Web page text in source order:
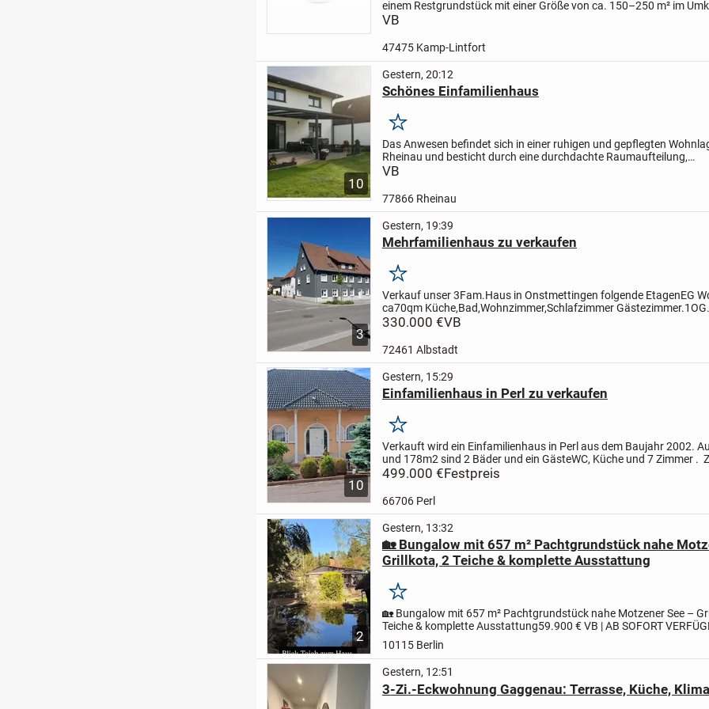
einem Restgrundstück mit einer Größe von ca. 150–250 m² im
km um 47475 Kamp-Lintfort.
VB
47475 Kamp-Lintfort
10
Gestern, 20:12
Schönes Einfamilienhaus
Merken
Das Anwesen befindet sich in einer ruhigen und gepflegten
Rheinau und besticht durch eine durchdachte Raumaufteilung,
lichtdurchflutete Zimmer und hochwertige Materialien.
VB
77866 Rheinau
3
Gestern, 19:39
Mehrfamilienhaus zu verkaufen
Merken
Verkauf unser 3Fam.Haus in Onstmettingen folgende EtagenEG
ca70qm Küche,Bad,Wohnzimmer,Schlafzimmer Gästezimmer.1OG
Küche,Bad,Schlafzimmer, Esszimmer, Kinderzimmer, Wohnzimmer
330.000 €VB
72461 Albstadt
10
Gestern, 15:29
Einfamilienhaus in Perl zu verkaufen
Merken
Verkauft wird ein Einfamilienhaus in Perl aus dem Baujahr 2002.
und 178m2 sind 2 Bäder und ein GästeWC, Küche und 7 Zimmer .
noch 1 begehbarer Kleiderschrank, 2 Abstellkammern...
499.000 €Festpreis
66706 Perl
2
Gestern, 13:32
🏡 Bungalow mit 657 m² Pachtgrundstück nahe
Grillkota, 2 Teiche & komplette Ausstattung
Merken
🏡 Bungalow mit 657 m² Pachtgrundstück nahe Motzener See –
Teiche & komplette Ausstattung59.900 € VB | AB SOFORT
besonderer Rückzugsort im Grünen – ankommen, abschalten und...
10115 Berlin
Gestern, 12:51
3-Zi.-Eckwohnung Gaggenau: Terrasse, Küche,